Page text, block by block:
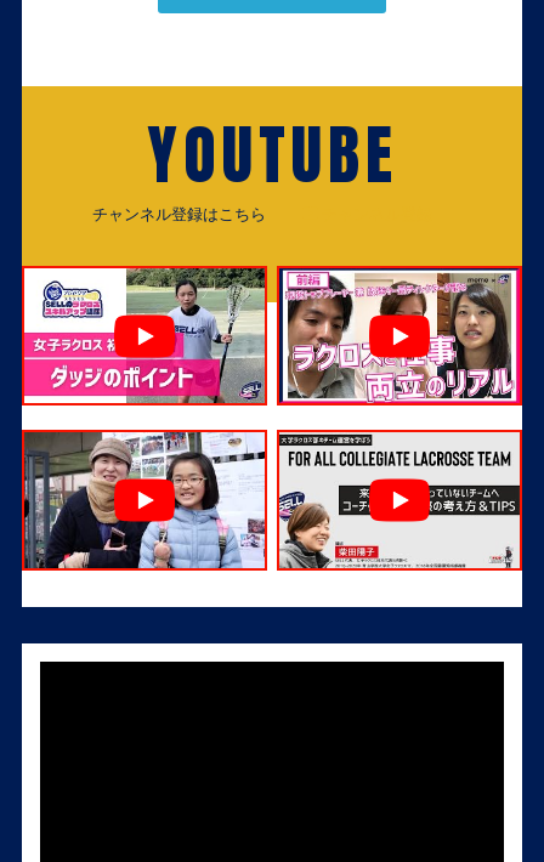
YOUTUBE
チャンネル登録はこちら